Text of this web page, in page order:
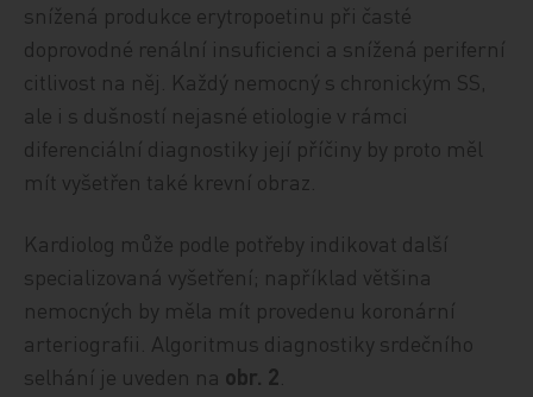
snížená produkce erytropoetinu při časté
doprovodné renální insuficienci a snížená periferní
citlivost na něj. Každý nemocný s chronickým SS,
ale i s dušností nejasné etiologie v rámci
diferenciální diagnostiky její příčiny by proto měl
mít vyšetřen také krevní obraz.
Kardiolog může podle potřeby indikovat další
specializovaná vyšetření; například většina
nemocných by měla mít provedenu koronární
arteriografii. Algoritmus diagnostiky srdečního
selhání je uveden na obr. 2